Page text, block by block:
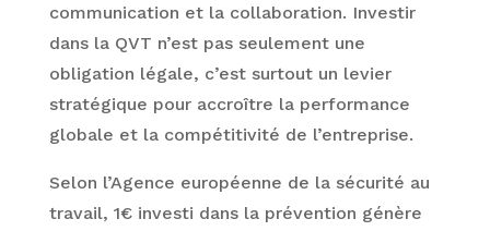
communication et la collaboration. Investir
dans la QVT n’est pas seulement une
obligation légale, c’est surtout un levier
stratégique pour accroître la performance
globale et la compétitivité de l’entreprise.
Selon l’Agence européenne de la sécurité au
travail, 1€ investi dans la prévention génère